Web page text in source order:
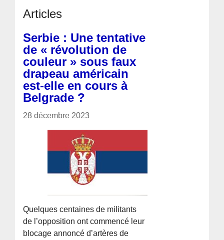
Articles
Serbie : Une tentative
de « révolution de
couleur » sous faux
drapeau américain
est-elle en cours à
Belgrade ?
28 décembre 2023
Quelques centaines de militants
de l’opposition ont commencé leur
blocage annoncé d’artères de